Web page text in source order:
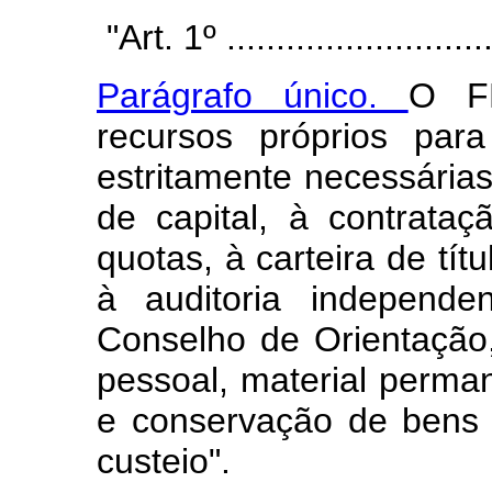
"Art. 1º
Parágrafo único. O
recursos próprios
estritamente
de capital, à
quotas, à carteira de
à auditoria
Conselho de
pessoal, material
e conservação de
custeio".